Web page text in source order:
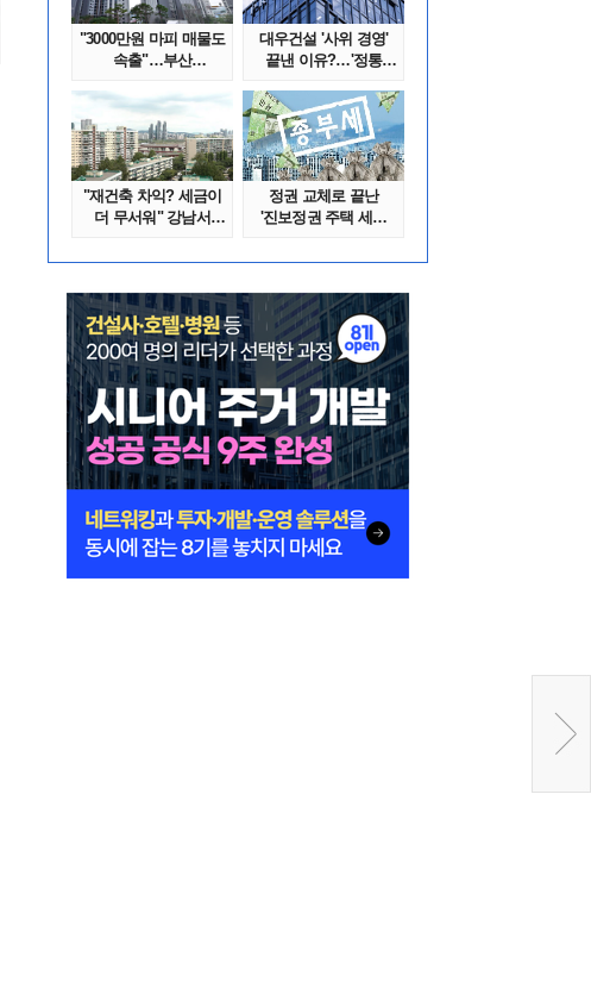
"3000만원 마피 매물도
속출"…부산
대우건설 '사위 경영'
끝낸 이유?…'정통
"재건축 차익? 세금이
더 무서워" 강남서
정권 교체로 끝난
'진보정권 주택 세금